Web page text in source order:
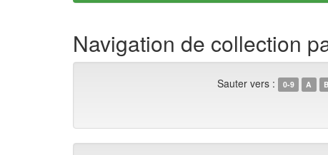
Navigation de collection
Sauter vers : 0-9 A B